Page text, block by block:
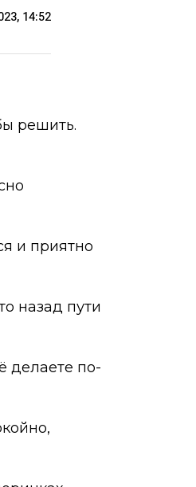
14:52
решить.
и приятно
назад пути
делаете по-